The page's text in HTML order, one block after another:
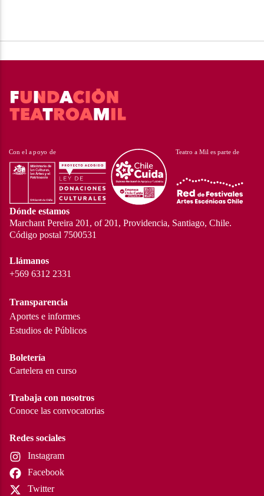
Dónde estamos
Marchant Pereira 201, of 201, Providencia, Santiago, Chile.
Código postal 7500531
Llámanos
+569 6312 2331
Transparencia
Aportes e informes
Estudios de Públicos
Boletería
Cartelera en curso
Trabaja con nosotros
Conoce las convocatorias
Redes sociales
Instagram
Facebook
Twitter